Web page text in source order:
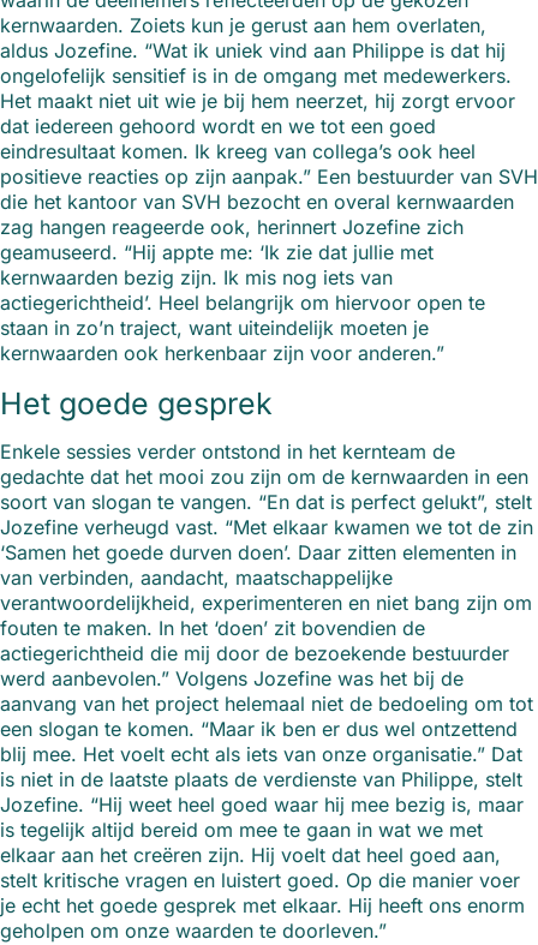
kernwaarden. Zoiets kun je gerust aan hem overlaten,
aldus Jozefine. “Wat ik uniek vind aan Philippe is dat hij
ongelofelijk sensitief is in de omgang met medewerkers.
Het maakt niet uit wie je bij hem neerzet, hij zorgt ervoor
dat iedereen gehoord wordt en we tot een goed
eindresultaat komen. Ik kreeg van collega’s ook heel
positieve reacties op zijn aanpak.” Een bestuurder van SVH
die het kantoor van SVH bezocht en overal kernwaarden
zag hangen reageerde ook, herinnert Jozefine zich
geamuseerd. “Hij appte me: ‘Ik zie dat jullie met
kernwaarden bezig zijn. Ik mis nog iets van
actiegerichtheid’. Heel belangrijk om hiervoor open te
staan in zo’n traject, want uiteindelijk moeten je
kernwaarden ook herkenbaar zijn voor anderen.”
Het goede gesprek
Enkele sessies verder ontstond in het kernteam de
gedachte dat het mooi zou zijn om de kernwaarden in een
soort van slogan te vangen. “En dat is perfect gelukt”, stelt
Jozefine verheugd vast. “Met elkaar kwamen we tot de zin
‘Samen het goede durven doen’. Daar zitten elementen in
van verbinden, aandacht, maatschappelijke
verantwoordelijkheid, experimenteren en niet bang zijn om
fouten te maken. In het ‘doen’ zit bovendien de
actiegerichtheid die mij door de bezoekende bestuurder
werd aanbevolen.” Volgens Jozefine was het bij de
aanvang van het project helemaal niet de bedoeling om tot
een slogan te komen. “Maar ik ben er dus wel ontzettend
blij mee. Het voelt echt als iets van onze organisatie.” Dat
is niet in de laatste plaats de verdienste van Philippe, stelt
Jozefine. “Hij weet heel goed waar hij mee bezig is, maar
is tegelijk altijd bereid om mee te gaan in wat we met
elkaar aan het creëren zijn. Hij voelt dat heel goed aan,
stelt kritische vragen en luistert goed. Op die manier voer
je echt het goede gesprek met elkaar. Hij heeft ons enorm
geholpen om onze waarden te doorleven.”